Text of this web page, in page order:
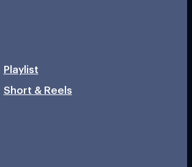
Playlist
Short & Reels